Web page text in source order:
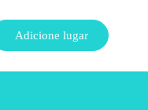
Adicione lugar